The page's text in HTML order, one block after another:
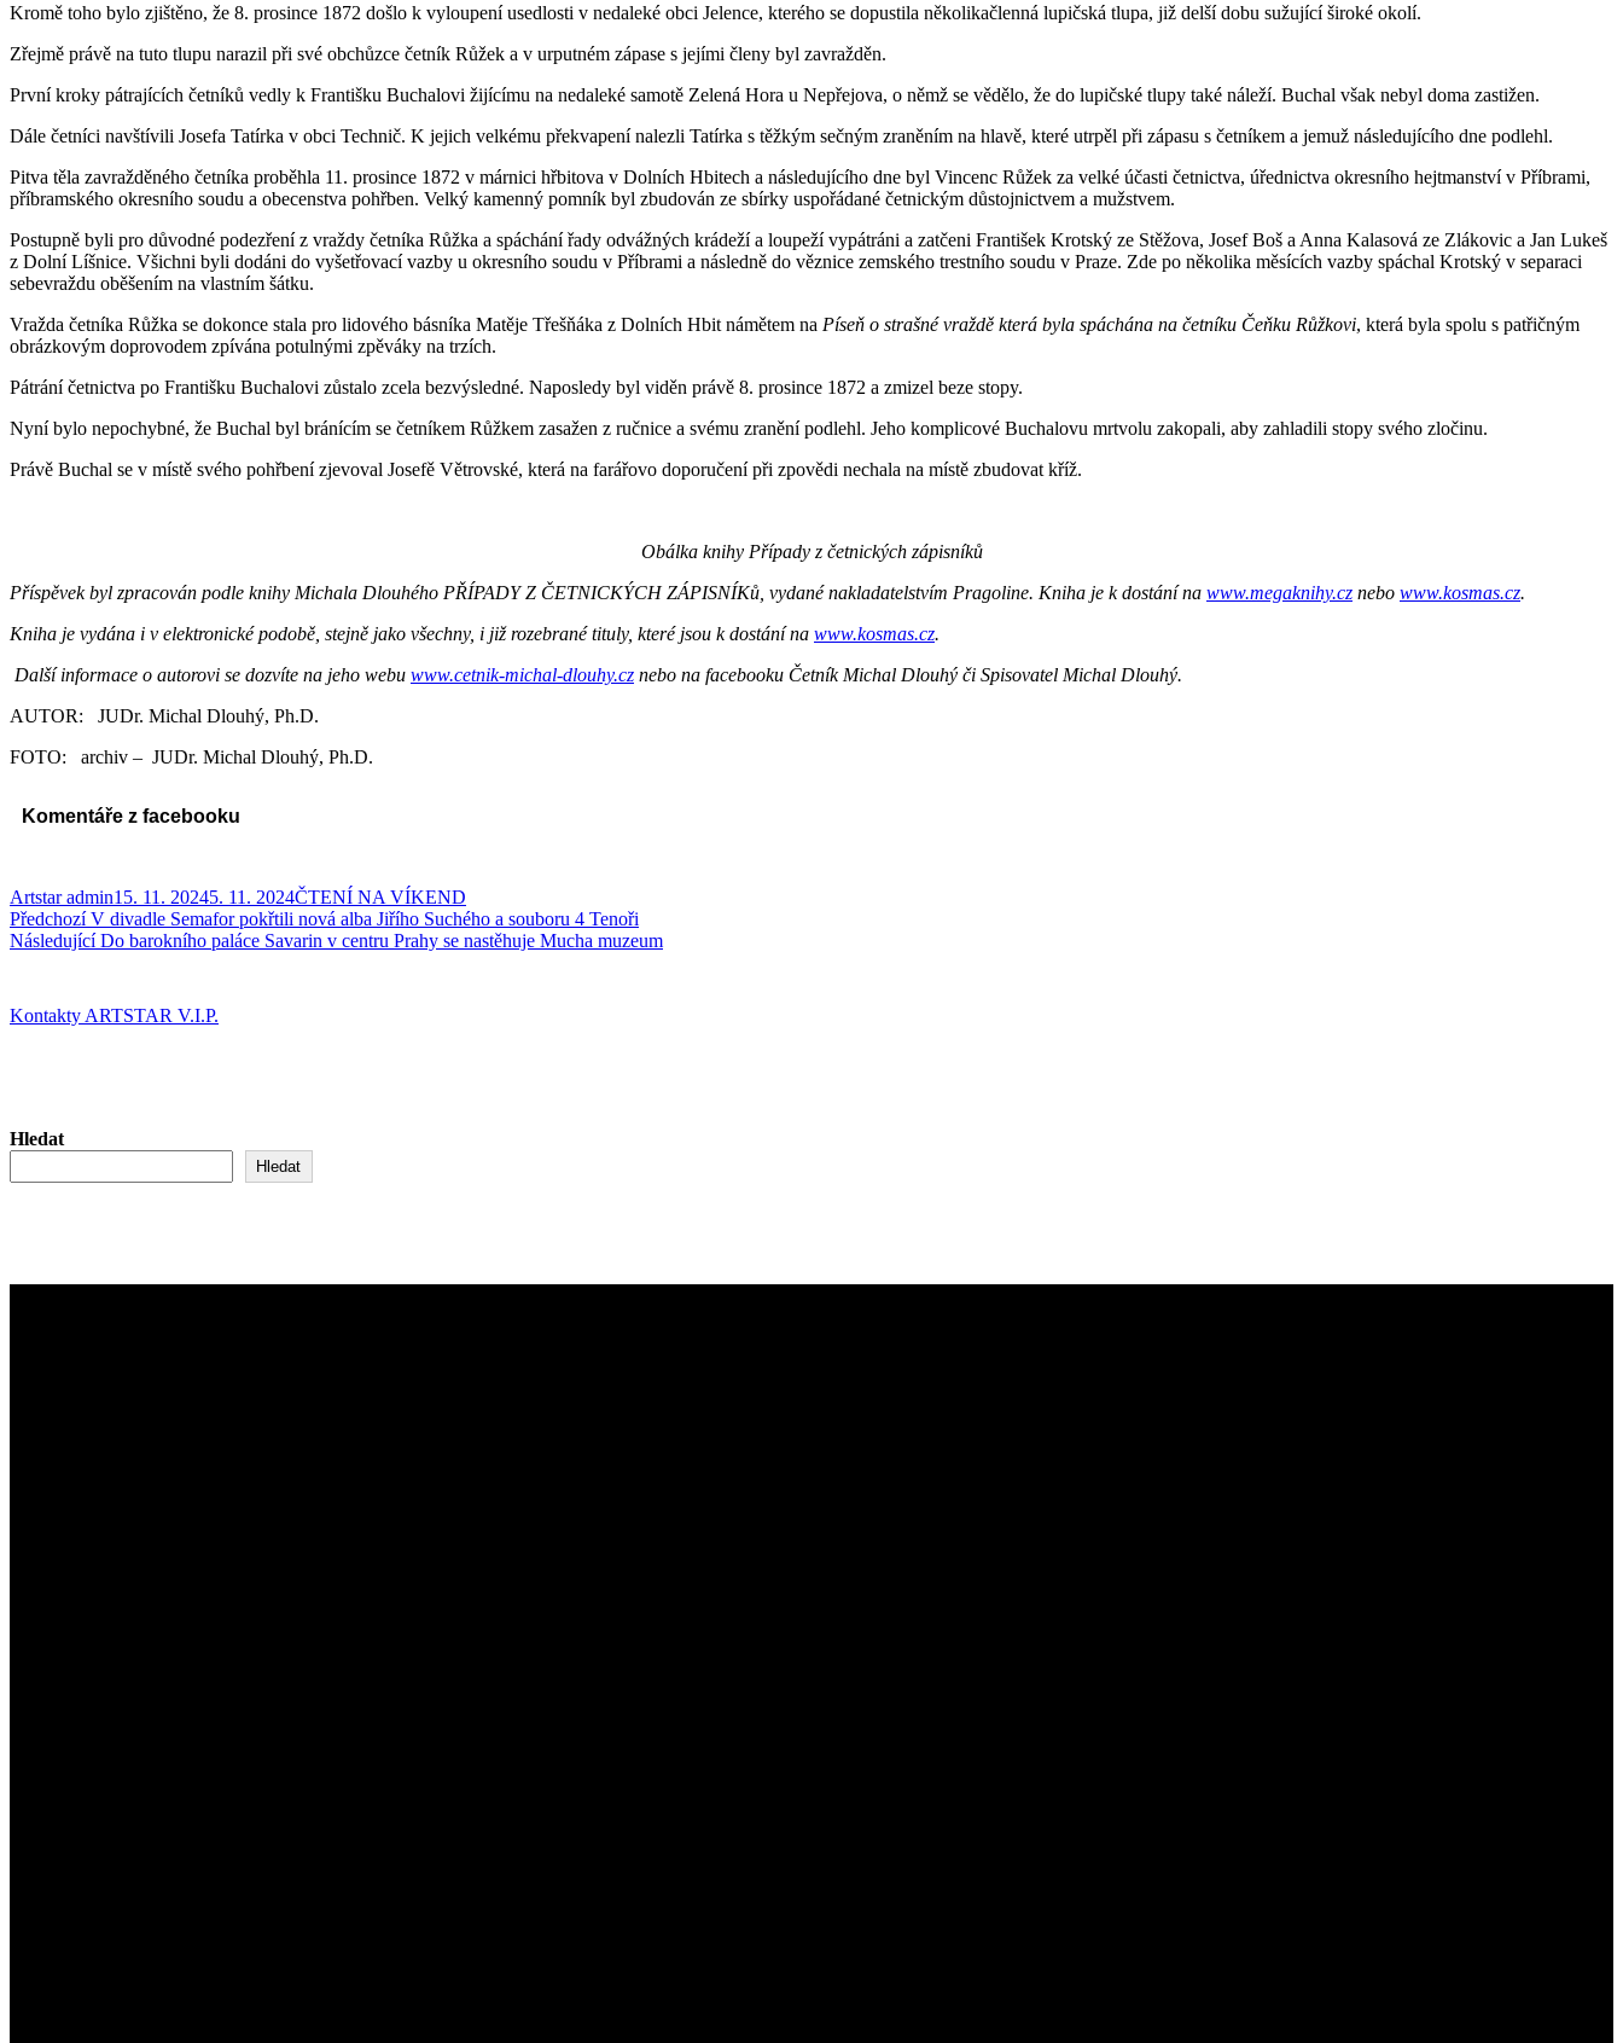
Kromě toho bylo zjištěno, že 8. prosince 1872 došlo k vyloupení usedlosti v nedaleké obci Jelence, kterého se dopustila několikačlenná lupičská tlupa, již delší dobu sužující široké okolí.
Zřejmě právě na tuto tlupu narazil při své obchůzce četník Růžek a v urputném zápase s jejími členy byl zavražděn.
První kroky pátrajících četníků vedly k Františku Buchalovi žijícímu na nedaleké samotě Zelená Hora u Nepřejova, o němž se vědělo, že do lupičské tlupy také náleží. Buchal však nebyl doma zastižen.
Dále četníci navštívili Josefa Tatírka v obci Technič. K jejich velkému překvapení nalezli Tatírka s těžkým sečným zraněním na hlavě, které utrpěl při zápasu s četníkem a jemuž následujícího dne podlehl.
Pitva těla zavražděného četníka proběhla 11. prosince 1872 v márnici hřbitova v Dolních Hbitech a následujícího dne byl Vincenc Růžek za velké účasti četnictva, úřednictva okresního hejtmanství v Příbrami,
příbramského okresního soudu a obecenstva pohřben. Velký kamenný pomník byl zbudován ze sbírky uspořádané četnickým důstojnictvem a mužstvem.
Postupně byli pro důvodné podezření z vraždy četníka Růžka a spáchání řady odvážných krádeží a loupeží vypátráni a zatčeni František Krotský ze Stěžova, Josef Boš a Anna Kalasová ze Zlákovic a Jan Lukeš
z Dolní Líšnice. Všichni byli dodáni do vyšetřovací vazby u okresního soudu v Příbrami a následně do věznice zemského trestního soudu v Praze. Zde po několika měsících vazby spáchal Krotský v separaci
sebevraždu oběšením na vlastním šátku.
Vražda četníka Růžka se dokonce stala pro lidového básníka Matěje Třešňáka z Dolních Hbit námětem na Píseň o strašné vraždě která byla spáchána na četníku Čeňku Růžkovi, která byla spolu s patřičným
obrázkovým doprovodem zpívána potulnými zpěváky na trzích.
Pátrání četnictva po Františku Buchalovi zůstalo zcela bezvýsledné. Naposledy byl viděn právě 8. prosince 1872 a zmizel beze stopy.
Nyní bylo nepochybné, že Buchal byl bránícím se četníkem Růžkem zasažen z ručnice a svému zranění podlehl. Jeho komplicové Buchalovu mrtvolu zakopali, aby zahladili stopy svého zločinu.
Právě Buchal se v místě svého pohřbení zjevoval Josefě Větrovské, která na farářovo doporučení při zpovědi nechala na místě zbudovat kříž.
Obálka knihy Případy z četnických zápisníků
Příspěvek byl zpracován podle knihy Michala Dlouhého PŘÍPADY Z ČETNICKÝCH ZÁPISNÍKů, vydané nakladatelstvím Pragoline. Kniha je k dostání na www.megaknihy.cz nebo www.kosmas.cz.
Kniha je vydána i v elektronické podobě, stejně jako všechny, i již rozebrané tituly, které jsou k dostání na www.kosmas.cz.
Další informace o autorovi se dozvíte na jeho webu www.cetnik-michal-dlouhy.cz nebo na facebooku Četník Michal Dlouhý či Spisovatel Michal Dlouhý.
AUTOR: JUDr. Michal Dlouhý, Ph.D.
FOTO: archiv – JUDr. Michal Dlouhý, Ph.D.
Komentáře z facebooku
Autor:
Artstar adminPublikováno:
15. 11. 20245. 11. 2024Rubriky:
ČTENÍ NA VÍKEND
Navigace
pro
Předchozí Předchozí
příspěvek:
V divadle Semafor pokřtili nová alba Jiřího Suchého a souboru 4 Tenoři
Následující Následující
Do barokního paláce Savarin v centru Prahy se nastěhuje Mucha muzeum
Kontakty ARTSTAR V.I.P.
Hledat
Hledat